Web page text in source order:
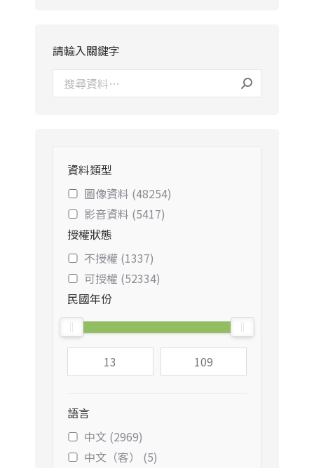
請輸入關鍵字
資料類型
圖像資料 (48254)
影音資料 (5417)
授權狀態
不授權 (1337)
可授權 (52334)
民國年份
語言
中文 (2969)
中文（客） (5)